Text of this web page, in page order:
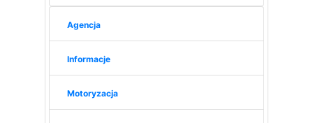
Agencja
Informacje
Motoryzacja